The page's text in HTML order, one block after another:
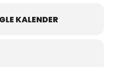
Fyn
KALENDER